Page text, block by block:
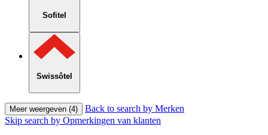
Sofitel
Swissôtel
Meer weergeven (4)
Back to search by Merken
Skip search by Opmerkingen van klanten